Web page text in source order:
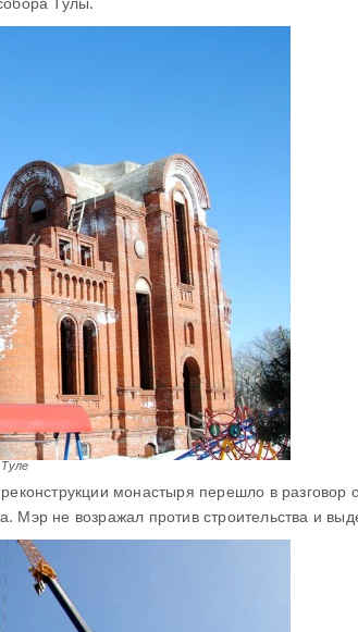
монастыря перешло в разговор
не возражал против строительства и